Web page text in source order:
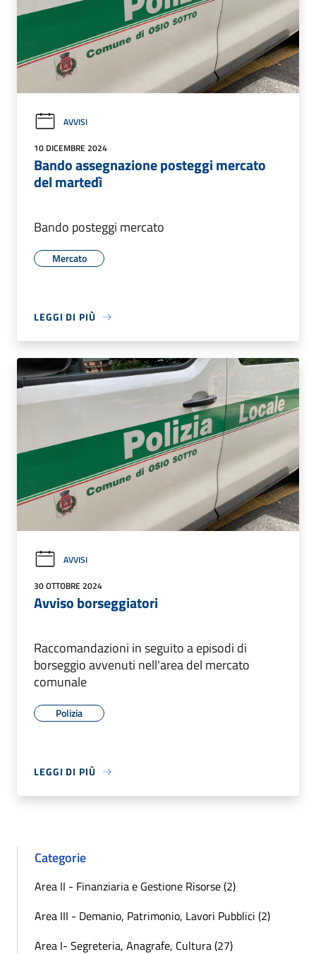
AVVISI
10 DICEMBRE 2024
Bando assegnazione posteggi mercato
del martedì
Bando posteggi mercato
Mercato
LEGGI DI PIÙ
AVVISI
30 OTTOBRE 2024
Avviso borseggiatori
Raccomandazioni in seguito a episodi di
borseggio avvenuti nell'area del mercato
comunale
Polizia
LEGGI DI PIÙ
Categorie
Area II - Finanziaria e Gestione Risorse (2)
Area III - Demanio, Patrimonio, Lavori Pubblici (2)
Area I- Segreteria, Anagrafe, Cultura (27)